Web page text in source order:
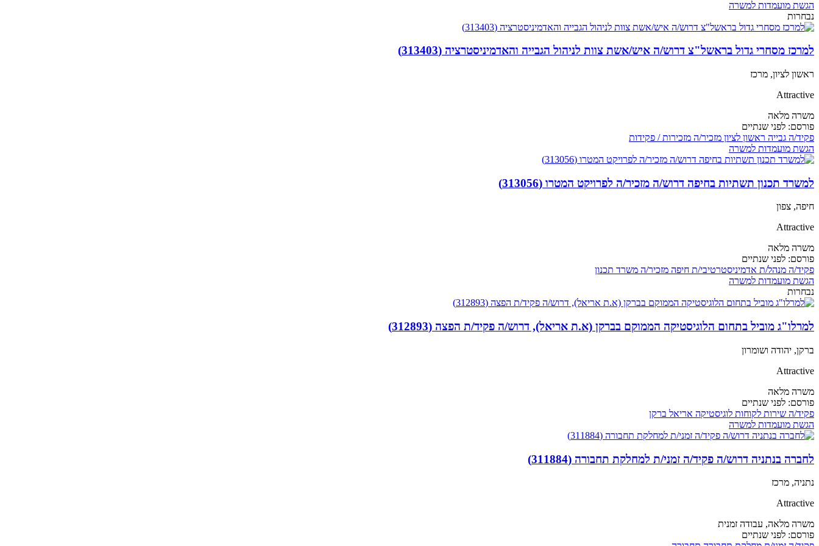
הגשת מועמדות למשרה
נבחרות
למרכז מסחרי גדול בראשל"צ דרוש/ה איש/אשת צוות לניהול הגבייה והאדמיניסטרציה (313403)
ראשון לציון, מרכז
Attractive
משרה מלאה
פורסם: לפני שנתיים
פקיד/ה גבייה ראשון לציון מזכיר/ה מזכירות / פקידות
הגשת מועמדות למשרה
למשרד תכנון תשתיות בחיפה דרוש/ה מזכיר/ה לפרויקט המטרו (313056)
חיפה, צפון
Attractive
משרה מלאה
פורסם: לפני שנתיים
פקיד/ה מנהל/ת אדמיניסטרטיבי/ת חיפה מזכיר/ה משרד תכנון
הגשת מועמדות למשרה
נבחרות
למרלו"ג מוביל בתחום הלוגיסטיקה הממוקם בברקן (א.ת אריאל), דרוש/ה פקיד/ת הפצה (312893)
ברקן, יהודה ושומרון
Attractive
משרה מלאה
פורסם: לפני שנתיים
פקיד/ה שירות לקוחות לוגיסטיקה אריאל ברקן
הגשת מועמדות למשרה
לחברה בנתניה דרוש/ה פקיד/ה זמני/ת למחלקת תחבורה (311884)
נתניה, מרכז
Attractive
משרה מלאה, עבודה זמנית
פורסם: לפני שנתיים